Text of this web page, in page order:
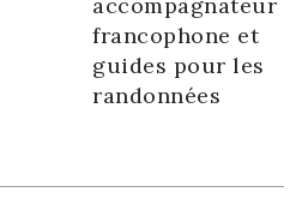
francophone et
guides pour les
randonnées